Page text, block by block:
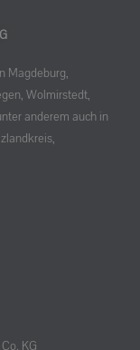
Magdeburg,
Wolmirstedt,
anderem auch in
KG